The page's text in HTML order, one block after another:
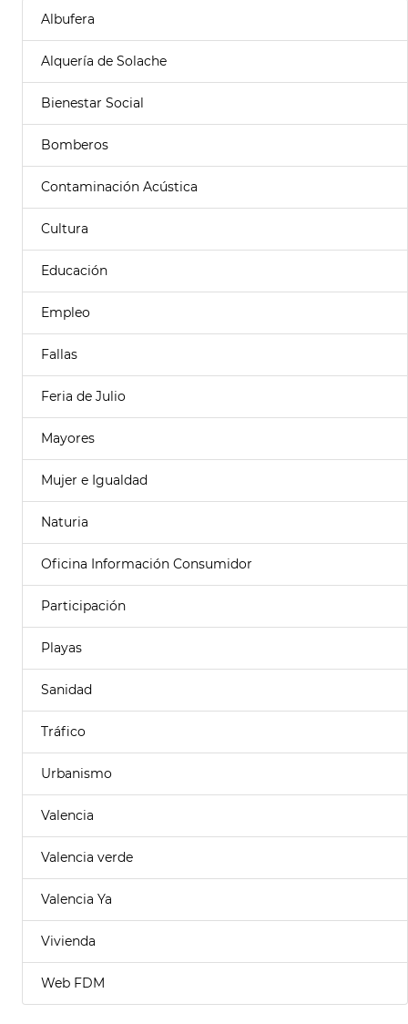
Albufera
Alquería de Solache
Bienestar Social
Bomberos
Contaminación Acústica
Cultura
Educación
Empleo
Fallas
Feria de Julio
Mayores
Mujer e Igualdad
Naturia
Oficina Información Consumidor
Participación
Playas
Sanidad
Tráfico
Urbanismo
Valencia
Valencia verde
Valencia Ya
Vivienda
Web FDM